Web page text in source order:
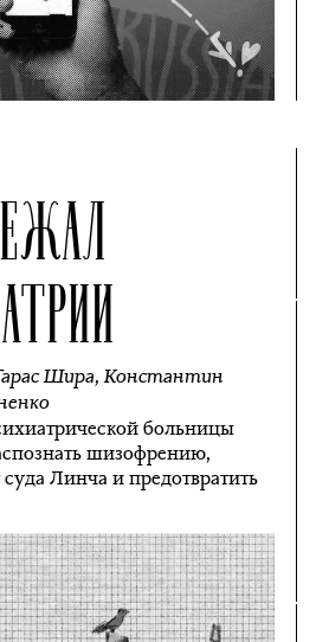
Шира,Константин
больницы
шизофрению,
Линча и предотвратить